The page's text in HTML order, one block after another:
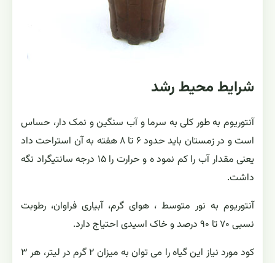
شرایط محیط رشد
آنتوریوم به طور کلی به سرما و آب سنگین و نمک دار، حساس
است و در زمستان باید حدود ۶ تا ۸ هفته به آن استراحت داد
یعنی مقدار آب را کم نمود ه و حرارت را ۱۵ درجه سانتیگراد نگه
داشت.
آنتوریوم به نور متوسط ، هوای گرم، آبیاری فراوان، رطوبت
نسبی ۷۰ تا ۹۰ درصد و خاک اسیدی احتیاج دارد.
کود مورد نیاز این گیاه را می توان به میزان ۲ گرم در لیتر، هر ۳